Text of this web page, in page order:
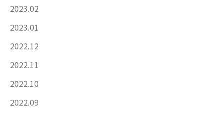
2023.02
2023.01
2022.12
2022.11
2022.10
2022.09